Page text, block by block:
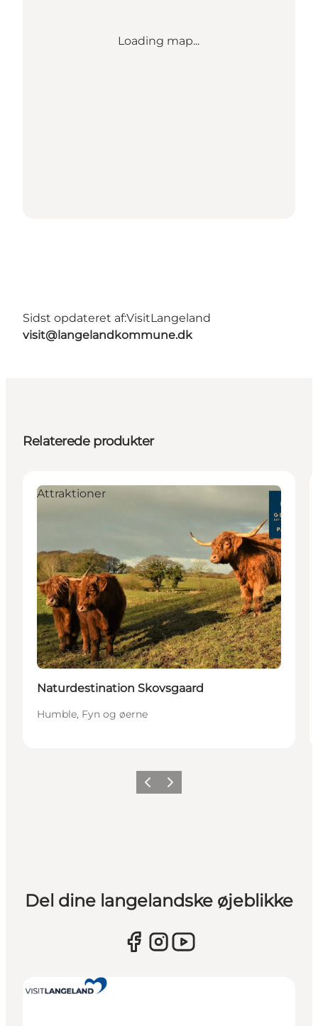
Loading map...
Sidst opdateret af:VisitLangeland
visit@langelandkommune.dk
Relaterede produkter
Attraktioner
Naturdestination Skovsgaard
Humble, Fyn og øerne
ForrigeNæste
Del dine langelandske øjeblikke